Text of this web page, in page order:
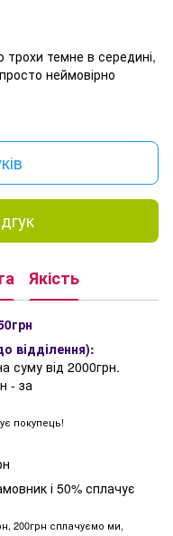
темне в середині,
неймовірно
Якість
відділення):
від 2000грн.
- за
покупець!
і 50% сплачує
200грн сплачуємо ми,